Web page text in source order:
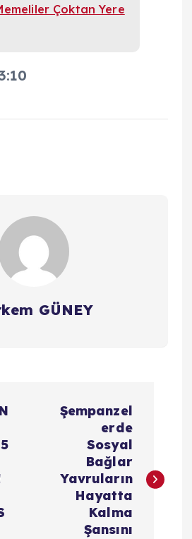
Çoktan Yere
GÜNEY
Şempanzel
erde
Sosyal
Bağlar
Yavruların
Hayatta
Kalma
Şansını